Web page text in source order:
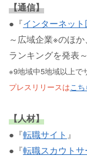
【通信】
●『インターネット
～広域企業※のほ
ランキングを発表～
※9地域中5地域以上で
プレスリリースはこち
【人材】
●『転職サイト 』
●『転職スカウトサ